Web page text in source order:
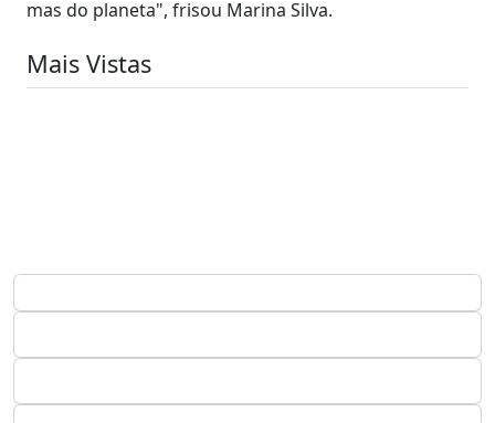
mas do planeta", frisou Marina Silva.
Mais Vistas